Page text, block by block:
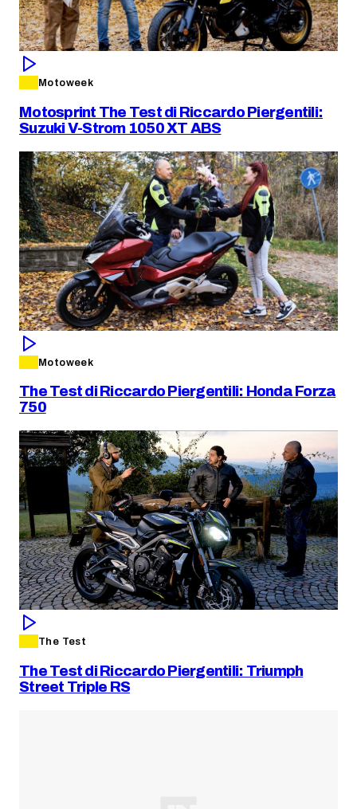
Motoweek
Motosprint The Test di Riccardo Piergentili:
Suzuki V-Strom 1050 XT ABS
Motoweek
The Test di Riccardo Piergentili: Honda Forza
750
The Test
The Test di Riccardo Piergentili: Triumph
Street Triple RS